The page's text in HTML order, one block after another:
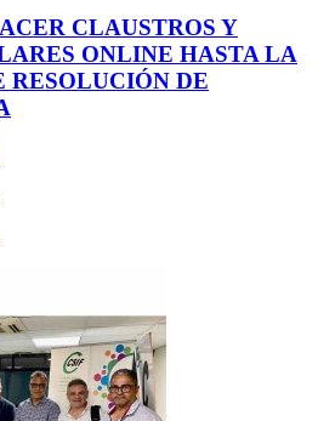
CLAUSTROS Y
ONLINE HASTA LA
RESOLUCIÓN DE